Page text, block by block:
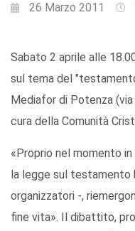
26 Marzo 2011
Sabato 2 aprile alle
sul tema del
Mediafor di Potenza
cura della Comunità
«Proprio nel momento
la legge sul testamento
organizzatori -,
fine vita». Il dibattito,